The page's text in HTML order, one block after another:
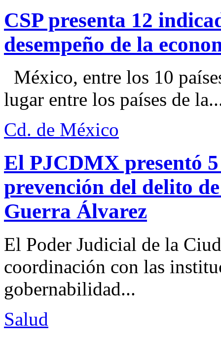
CSP presenta 12
desempeño de la
México, entre los 10
lugar entre los países de
Cd. de México
El PJCDMX presentó
prevención del delito
Guerra Álvarez
El Poder Judicial de la
coordinación con las
gobernabilidad...
Salud